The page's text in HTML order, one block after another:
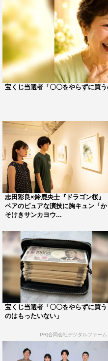
なっていたので、まさかこ
は。私は今泉さんの現場が
し、事務所（テンカラット
品で、今泉組の主演という
い気持ちでいっぱいです」
陽の父親を演じた井浦は「
督がおっしゃられたとおり
く物語なので、俳優のお芝
と思います。その繊細さを
っていけた現場でもありま
うふうにやらせてもらって
を口にした。
陽が淡い恋心を抱く同級生
分の家族だったり、陽のこ
すが、いろいろなところに
んできていたんですけど、
当たらないというか。もの
誰かに背中に押されて、自
ごく優しいし、すてきな男
ましたね」と自身の役柄に
陽の新しい母親・美子を演
の）ひなたちゃんが、いい
いうか。どう動くか分から
宝くじ当選者「〇〇をやらずに買う
志田彩良×鈴鹿央士『ドラゴン桜』
ペアのピュアな演技に胸キュン「か
そけきサンカヨウ...
宝くじ当選者「〇〇をやらずに買う
のはもったいない」
PR(合同会社デジタルファーム